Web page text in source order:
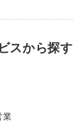
スから探す
業